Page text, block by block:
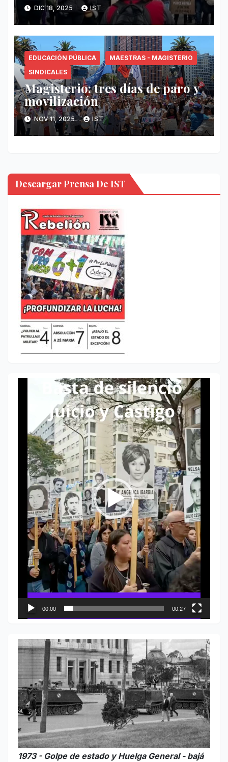
DIC 18, 2025 IST
EDUCACIÓN PÚBLICA
MAESTRAS - MAGISTERIO
SINDICALES
Magisterio: tres días de paro y
movilización
NOV 11, 2025 IST
Descargar Prensa De IST
Reproductor
00:00 00:27
1973 - Golpe de estado y Huelga General - bajá